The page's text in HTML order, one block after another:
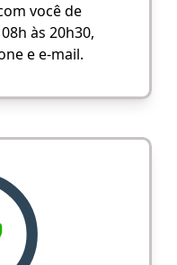
você de
às 20h30,
e e-mail.